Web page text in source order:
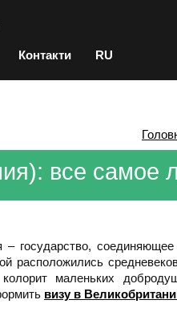
Контакти RU
все самое
– государство,
расположились
маленьких
визу в